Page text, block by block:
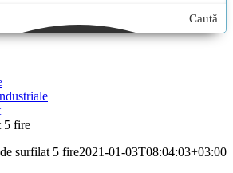
Caută
5 fire
surfilat 5 fire2021-01-03T08:04:03+03:00